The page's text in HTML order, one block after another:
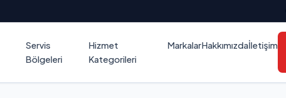
Servis
Bölgeleri
Hizmet
Kategorileri
MarkalarHakkımızdaİletişim